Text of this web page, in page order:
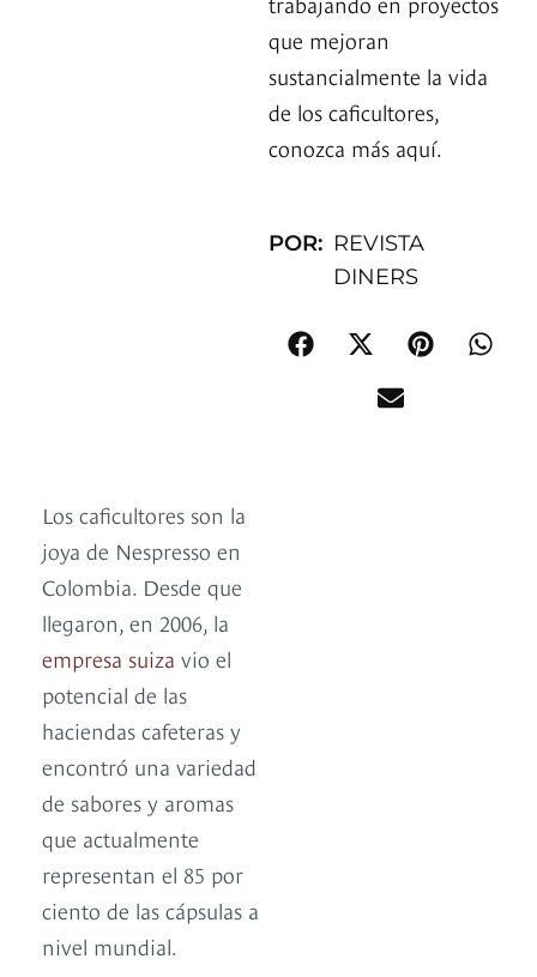
que mejoran
sustancialmente la vida
de los caficultores,
conozca más aquí.
POR: REVISTA
DINERS
Los caficultores son la
joya de Nespresso en
Colombia. Desde que
llegaron, en 2006, la
empresa suiza vio el
potencial de las
haciendas cafeteras y
encontró una variedad
de sabores y aromas
que actualmente
representan el 85 por
ciento de las cápsulas a
nivel mundial.